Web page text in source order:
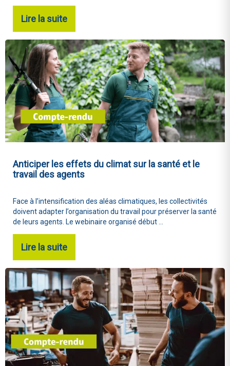
Lire la suite
Anticiper les effets du climat sur la santé et le
travail des agents
Face à l’intensification des aléas climatiques, les collectivités
doivent adapter l’organisation du travail pour préserver la santé
de leurs agents. Le webinaire organisé début ...
Lire la suite